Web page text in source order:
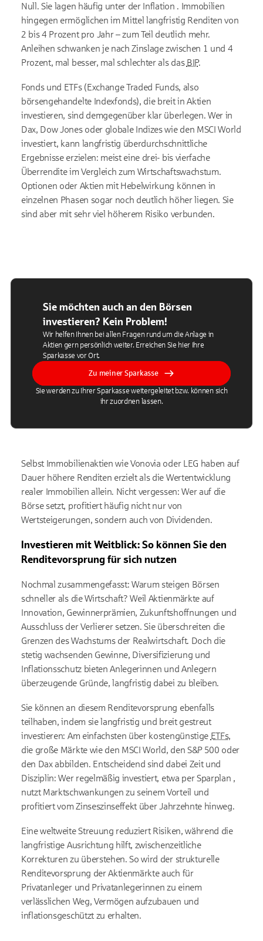
Null. Sie lagen häufig unter der Inflation . Immobilien
hingegen ermöglichen im Mittel langfristig Renditen von
2 bis 4 Prozent pro Jahr– zum Teil deutlich mehr.
Anleihen schwanken je nach Zinslage zwischen 1 und 4
Prozent, mal besser, mal schlechter als das BIP.
Fonds und ETFs (ExchangeTraded Funds, also
börsengehandelte Indexfonds), die breit in Aktien
investieren, sind demgegenüber klar überlegen. Wer in
Dax, Dow Jones oder globale Indizes wie den MSCI World
investiert, kann langfristig überdurchschnittliche
Ergebnisse erzielen: meist eine drei- bis vierfache
Überrendite im Vergleich zum Wirtschaftswachstum.
Optionen oder Aktien mit Hebelwirkung können in
einzelnen Phasen sogar noch deutlich höher liegen. Sie
sind aber mit sehr viel höherem Risiko verbunden.
Sie möchten auch an den Börsen
investieren? Kein Problem!
Wir helfen Ihnen bei allen Fragen rund um die Anlage in
Aktien gern persönlich weiter. Erreichen Sie hier Ihre
Sparkasse vor Ort.
Zu meiner Sparkasse
Sie werden zu Ihrer Sparkasse weitergeleitet bzw. können sich
ihr zuordnen lassen.
Selbst Immobilienaktien wie Vonovia oder LEG haben auf
Dauer höhere Renditen erzielt als die Wertentwicklung
realer Immobilien allein. Nicht vergessen: Wer auf die
Börse setzt, profitiert häufig nicht nur von
Wertsteigerungen, sondern auch von Dividenden.
Investieren mit Weitblick: So können Sie den
Renditevorsprung für sich nutzen
Nochmal zusammengefasst: Warum steigen Börsen
schneller als die Wirtschaft? Weil Aktienmärkte auf
Innovation, Gewinnerprämien, Zukunftshoffnungen und
Ausschluss der Verlierer setzen. Sie überschreiten die
Grenzen des Wachstums der Realwirtschaft. Doch die
stetig wachsenden Gewinne, Diversifizierung und
Inflationsschutz bieten Anlegerinnen und Anlegern
überzeugende Gründe, langfristig dabei zu bleiben.
Sie können an diesem Renditevorsprung ebenfalls
teilhaben, indem sie langfristig und breit gestreut
investieren: Am einfachsten über kostengünstige ETFs,
die große Märkte wie den MSCI World, den S&P 500 oder
den Dax abbilden. Entscheidend sind dabei Zeit und
Disziplin: Wer regelmäßig investiert, etwa per Sparplan ,
nutzt Marktschwankungen zu seinem Vorteil und
profitiert vom Zinseszinseffekt über Jahrzehnte hinweg.
Eine weltweite Streuung reduziert Risiken, während die
langfristige Ausrichtung hilft, zwischenzeitliche
Korrekturen zu überstehen. So wird der strukturelle
Renditevorsprung der Aktienmärkte auch für
Privatanleger und Privatanlegerinnen zu einem
verlässlichen Weg, Vermögen aufzubauen und
inflationsgeschützt zu erhalten.